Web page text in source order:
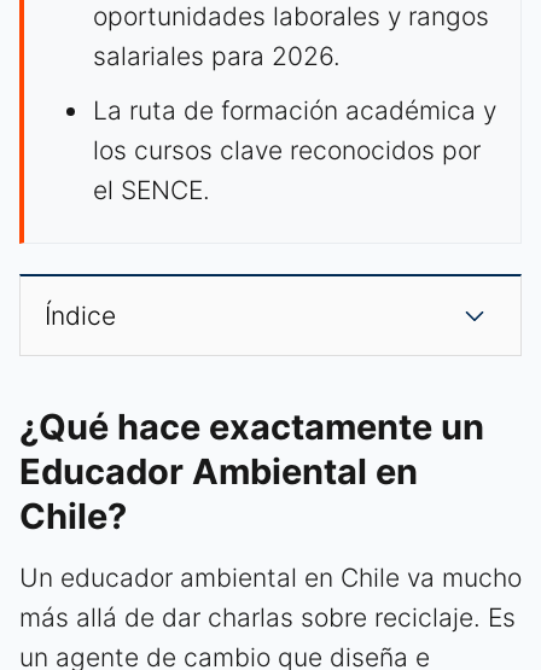
oportunidades laborales y rangos
salariales para 2026.
La ruta de formación académica y
los cursos clave reconocidos por
el SENCE.
Índice
¿Qué hace exactamente un
Educador Ambiental en
Chile?
Un educador ambiental en Chile va mucho
más allá de dar charlas sobre reciclaje. Es
un agente de cambio que diseña e